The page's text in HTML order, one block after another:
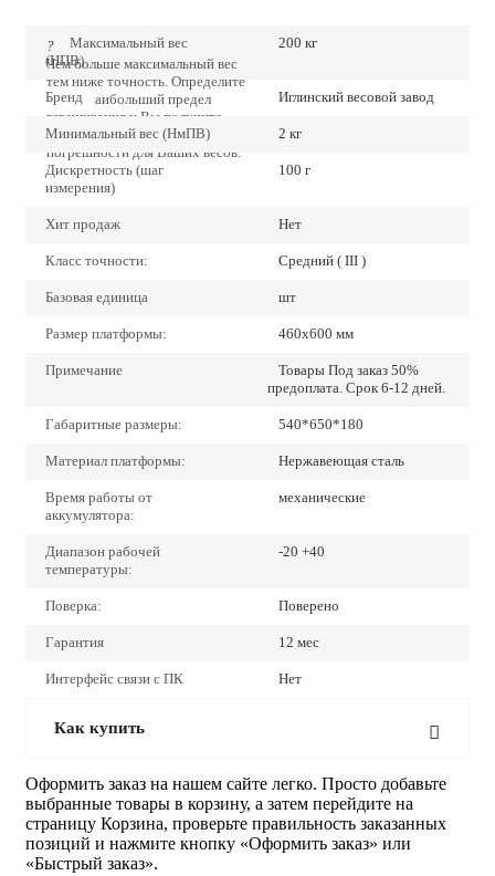
?
Чем больше максимальный вес
тем ниже точность. Определите
точно наибольший предел
взвешивания и Вы получите
наиболее низкие значения
погрешности для Ваших весов.
Максимальный вес
(НПВ)
200 кг
Бренд Иглинский весовой завод
Минимальный вес (НмПВ) 2 кг
Дискретность (шаг
измерения)
100 г
Хит продаж Нет
Класс точности: Средний ( III )
Базовая единица шт
Размер платформы: 460х600 мм
Примечание
Товары Под заказ 50%
предоплата. Срок 6-12 дней.
Габаритные размеры: 540*650*180
Материал платформы: Нержавеющая сталь
Время работы от
аккумулятора:
механические
Диапазон рабочей
температуры:
-20 +40
Поверка: Поверено
Гарантия 12 мес
Интерфейс связи с ПК Нет
Как купить
Оформить заказ на нашем сайте легко. Просто добавьте
выбранные товары в корзину, а затем перейдите на
страницу Корзина, проверьте правильность заказанных
позиций и нажмите кнопку «Оформить заказ» или
«Быстрый заказ».